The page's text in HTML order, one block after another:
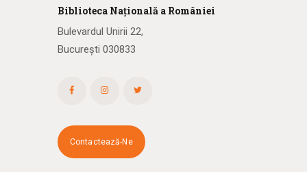
Biblioteca Națională a României
Bulevardul Unirii 22,
București 030833
Contactează-Ne